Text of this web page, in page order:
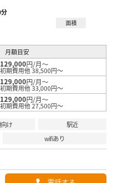
面積
月額目安
129,000円/月～
初期費用他 38,500円～
129,000円/月～
初期費用他 33,000円～
129,000円/月～
初期費用他 27,500円～
け
駅近
wifiあり